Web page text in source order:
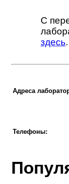
С
здесь.
Адреса
Телефоны: